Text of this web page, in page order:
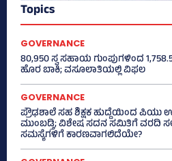
Topics
GOVERNANCE
80,950 ಸ್ವ ಸಹಾಯ ಗುಂಪುಗಳಿಂದ
ಹೊರ ಬಾಕಿ; ವಸೂಲಾತಿಯಲ್ಲಿ ವಿಫಲ
GOVERNANCE
ಪ್ರೌಢಶಾಲೆ ಸಹ ಶಿಕ್ಷಕ ಹುದ್ದೆಯಿಂದ ಪಿಯು
ಮುಂಬಡ್ತಿ; ವಿಶೇಷ ಸದನ ಸಮಿತಿಗೆ ವರದಿ
ಸಮಸ್ಯೆಗಳಿಗೆ ಕಾರಣವಾಗಲಿದೆಯೇ?